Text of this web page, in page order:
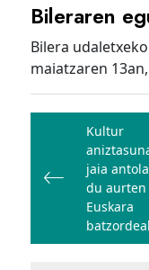
Bileraren
Bilera
maiatzaren
zehar
nabigatu
Kultur
jaia
du aurten
Euskara